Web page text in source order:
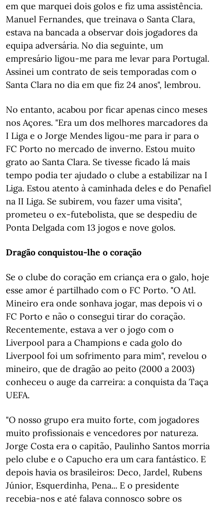
em que marquei dois golos e fiz uma assistência.
Manuel Fernandes, que treinava o Santa Clara,
estava na bancada a observar dois jogadores da
equipa adversária. No dia seguinte, um
empresário ligou-me para me levar para Portugal.
Assinei um contrato de seis temporadas com o
Santa Clara no dia em que fiz 24 anos", lembrou.
No entanto, acabou por ficar apenas cinco meses
nos Açores. "Era um dos melhores marcadores da
I Liga e o Jorge Mendes ligou-me para ir para o
FC Porto no mercado de inverno. Estou muito
grato ao Santa Clara. Se tivesse ficado lá mais
tempo podia ter ajudado o clube a estabilizar na I
Liga. Estou atento à caminhada deles e do Penafiel
na II Liga. Se subirem, vou fazer uma visita",
prometeu o ex-futebolista, que se despediu de
Ponta Delgada com 13 jogos e nove golos.
Dragão conquistou-lhe o coração
Se o clube do coração em criança era o galo, hoje
esse amor é partilhado com o FC Porto. "O Atl.
Mineiro era onde sonhava jogar, mas depois vi o
FC Porto e não o consegui tirar do coração.
Recentemente, estava a ver o jogo com o
Liverpool para a Champions e cada golo do
Liverpool foi um sofrimento para mim", revelou o
mineiro, que de dragão ao peito (2000 a 2003)
conheceu o auge da carreira: a conquista da Taça
UEFA.
"O nosso grupo era muito forte, com jogadores
muito profissionais e vencedores por natureza.
Jorge Costa era o capitão, Paulinho Santos morria
pelo clube e o Capucho era um cara fantástico. E
depois havia os brasileiros: Deco, Jardel, Rubens
Júnior, Esquerdinha, Pena... E o presidente
recebia-nos e até falava connosco sobre os